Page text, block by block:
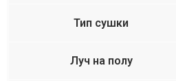
Тип сушки
Луч на полу